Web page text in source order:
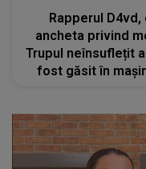
Rapperul
ancheta privind
Trupul neînsuflețit
fost găsit în